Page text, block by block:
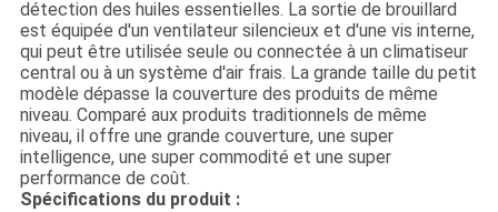
détection des huiles essentielles. La sortie de brouillard
est équipée d'un ventilateur silencieux et d'une vis interne,
qui peut être utilisée seule ou connectée à un climatiseur
central ou à un système d'air frais. La grande taille du petit
modèle dépasse la couverture des produits de même
niveau. Comparé aux produits traditionnels de même
niveau, il offre une grande couverture, une super
intelligence, une super commodité et une super
performance de coût.
Spécifications du produit :